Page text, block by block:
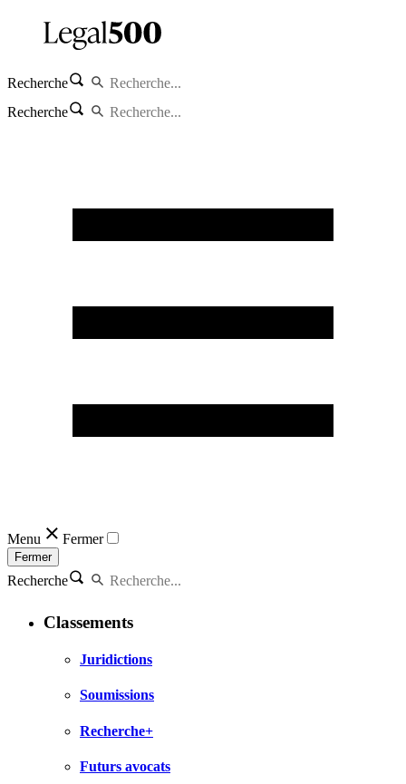
Recherche
Recherche
Menu Fermer
Fermer
Recherche
Classements
Juridictions
Soumissions
Recherche+
Futurs avocats